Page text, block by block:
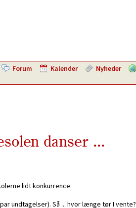
Forum Kalender Nyheder
danser ...
lidt konkurrence.
undtagelser). Så ... hvor længe tør I vente?